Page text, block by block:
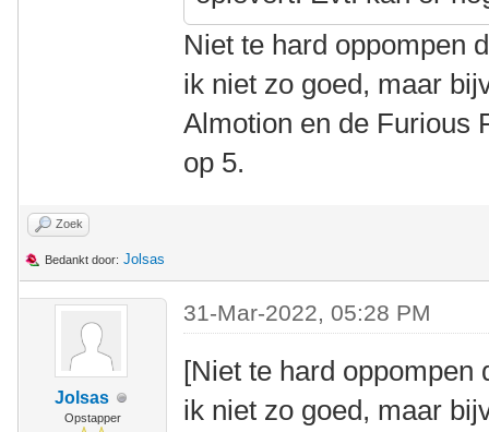
Niet te hard oppompen
ik niet zo goed, maar
Almotion en de Furious
op 5.
Zoek
Bedankt door: Jolsas
Jolsas
Opstapper
31-Mar-2022, 05:28 PM
[Niet te hard oppompen
ik niet zo goed, maar